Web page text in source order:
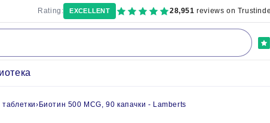
Rating: EXCELLENT 28,951 reviews on
› Биотин 500 MCG, 90 капачки - Lamberts